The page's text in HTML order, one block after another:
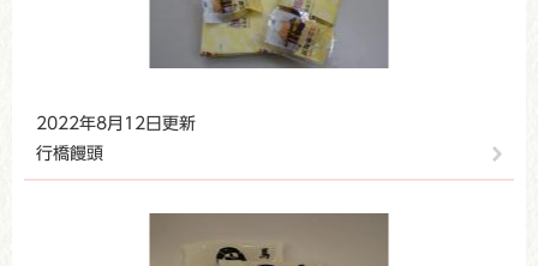
2022年8月12日更新
行橋饅頭